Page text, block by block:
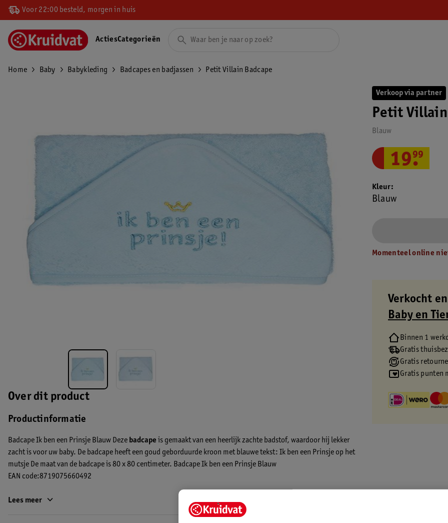
Voor 22:00 besteld, morgen in huis
ActiesCategorieën
Home Baby Babykleding Badcapes en badjassen Petit Villain Badcape
Over dit product
Productinformatie
Badcape Ik ben een Prinsje Blauw Deze badcape is gemaakt van een heerlijk zachte badstof, waardoor hij lekker
zacht is voor uw baby. De badcape heeft een goud geborduurde kroon met blauwe tekst: Ik ben een Prinsje op het
mutsje De maat van de badcape is 80 x 80 centimeter. Badcape Ik ben een Prinsje Blauw
EAN code:8719075660492
Lees meer
Verkoop via partner
Petit Villain
Blauw
19.
99
Kleur
Blauw
Momenteel online
Verkocht
Baby en
Binnen 1
Gratis
Gratis
Gratis punten